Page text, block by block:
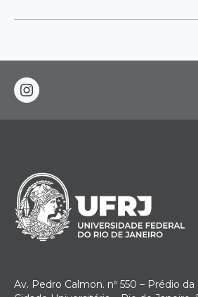
instagram
Av. Pedro Calmon. nº 550 – Prédio da